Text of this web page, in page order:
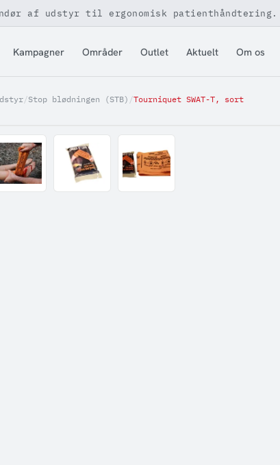
af udstyr til ergonomisk patienthåndtering.
Kampagner Områder Outlet Aktuelt Om os
/Stop blødningen (STB) /Tourniquet SWAT-T, sort